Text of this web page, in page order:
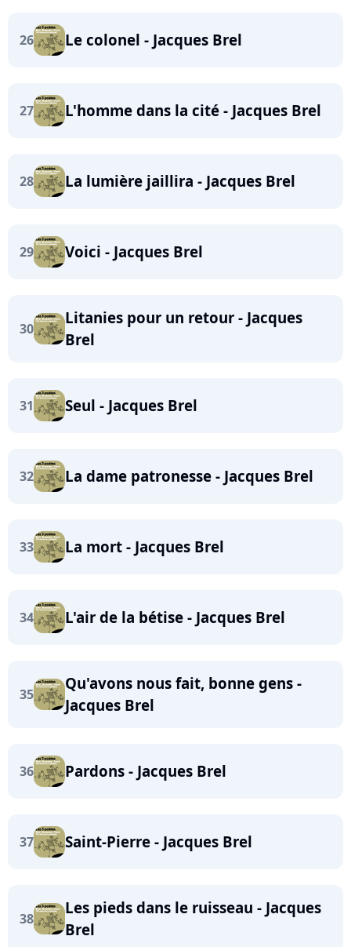
26 Le colonel - Jacques Brel
27 L'homme dans la cité - Jacques Brel
28 La lumière jaillira - Jacques Brel
29 Voici - Jacques Brel
30
Litanies pour un retour - Jacques
Brel
31 Seul - Jacques Brel
32 La dame patronesse - Jacques Brel
33 La mort - Jacques Brel
34 L'air de la bétise - Jacques Brel
35
Qu'avons nous fait, bonne gens -
Jacques Brel
36 Pardons - Jacques Brel
37 Saint-Pierre - Jacques Brel
38
Les pieds dans le ruisseau - Jacques
Brel